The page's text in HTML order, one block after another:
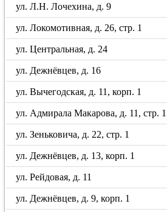
ул. Л.Н. Лочехина, д. 9
ул. Локомотивная, д. 26, стр. 1
ул. Центральная, д. 24
ул. Дежнёвцев, д. 16
ул. Вычегодская, д. 11, корп. 1
ул. Адмирала Макарова, д. 11, стр. 1
ул. Зеньковича, д. 22, стр. 1
ул. Дежнёвцев, д. 13, корп. 1
ул. Рейдовая, д. 11
ул. Дежнёвцев, д. 9, корп. 1